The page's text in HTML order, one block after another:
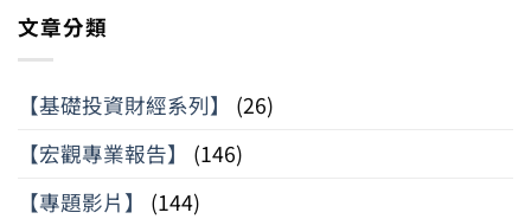
文章分類
【基礎投資財經系列】
(26)
【宏觀專業報告】
(146)
【專題影片】
(144)